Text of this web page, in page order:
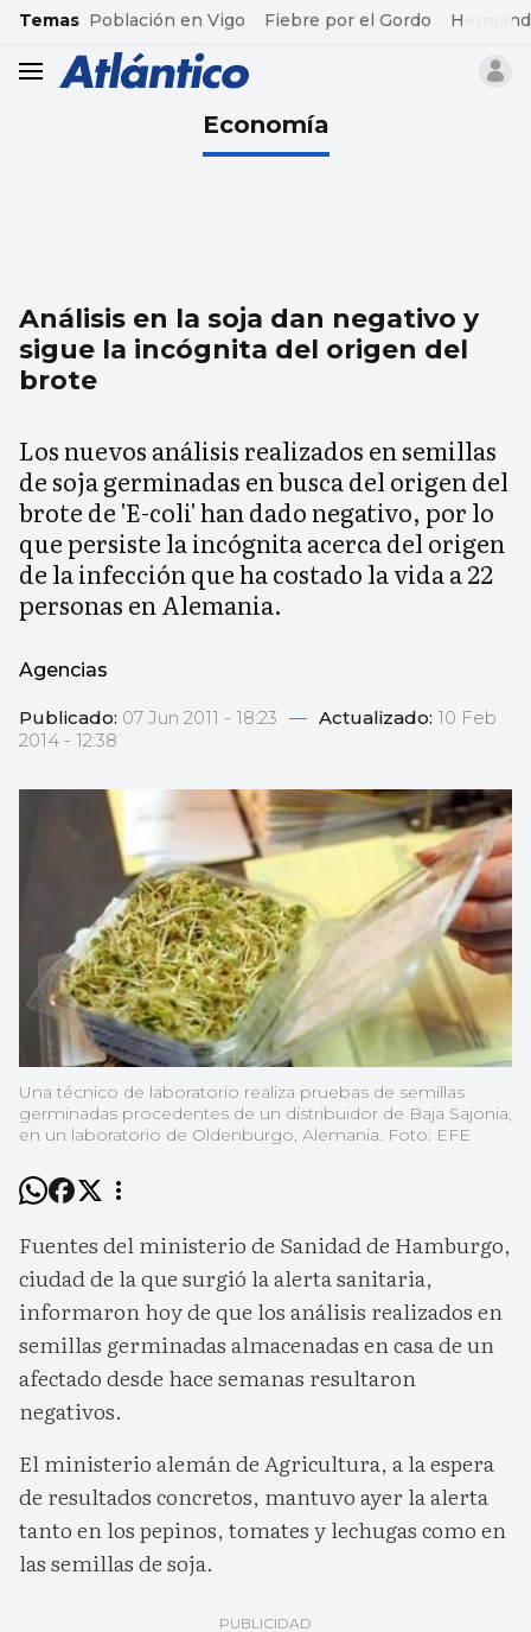
common.go-to-content
Temas Población en Vigo Fiebre por el Gordo
header.menu.open
Economía
Análisis en la soja dan negativo y
sigue la incógnita del origen del
brote
Los nuevos análisis realizados en semillas
de soja germinadas en busca del origen del
brote de 'E-coli' han dado negativo, por lo
que persiste la incógnita acerca del origen
de la infección que ha costado la vida a 22
personas en Alemania.
Agencias
Publicado: 07 Jun 2011 - 18:23 — Actualizado: 10 Feb
2014 - 12:38
Una técnico de laboratorio realiza pruebas de semillas
germinadas procedentes de un distribuidor de Baja Sajonia,
en un laboratorio de Oldenburgo, Alemania. Foto: EFE
Fuentes del ministerio de Sanidad de Hamburgo,
ciudad de la que surgió la alerta sanitaria,
informaron hoy de que los análisis realizados en
semillas germinadas almacenadas en casa de un
afectado desde hace semanas resultaron
negativos.
El ministerio alemán de Agricultura, a la espera
de resultados concretos, mantuvo ayer la alerta
tanto en los pepinos, tomates y lechugas como en
las semillas de soja.